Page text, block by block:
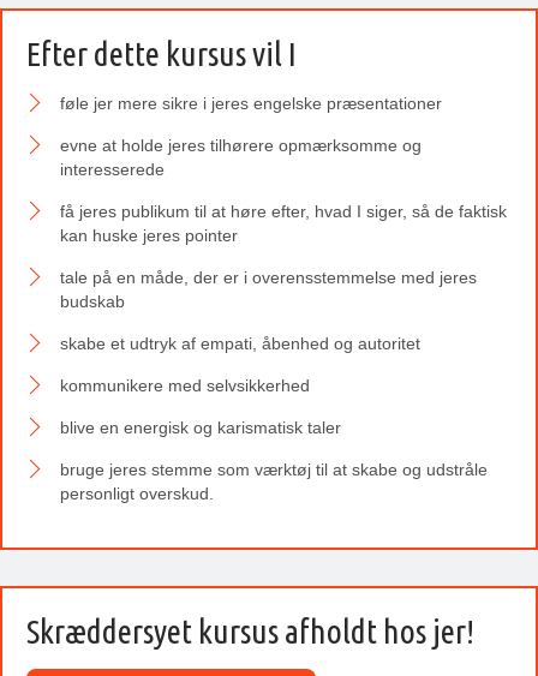
Efter dette kursus vil I
føle jer mere sikre i jeres engelske præsentationer
evne at holde jeres tilhørere opmærksomme og
interesserede
få jeres publikum til at høre efter, hvad I siger, så de faktisk
kan huske jeres pointer
tale på en måde, der er i overensstemmelse med jeres
budskab
skabe et udtryk af empati, åbenhed og autoritet
kommunikere med selvsikkerhed
blive en energisk og karismatisk taler
bruge jeres stemme som værktøj til at skabe og udstråle
personligt overskud.
Skræddersyet kursus afholdt hos jer!